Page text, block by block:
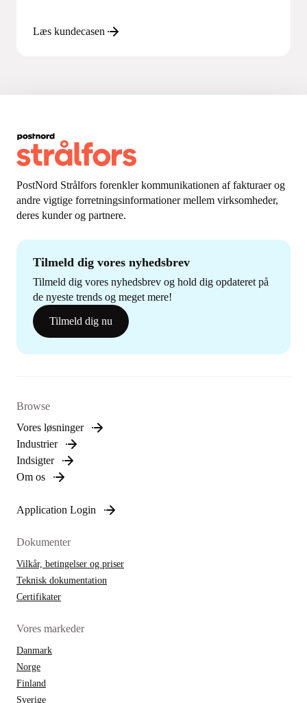
Læs kundecasen
PostNord Strålfors forenkler kommunikationen af fakturaer og
andre vigtige forretningsinformationer mellem virksomheder,
deres kunder og partnere.
Tilmeld dig vores nyhedsbrev
Tilmeld dig vores nyhedsbrev og hold dig opdateret på
de nyeste trends og meget mere!
Tilmeld dig nu
Browse
Vores løsninger
Industrier
Indsigter
Om os
Application Login
Dokumenter
Vilkår, betingelser og priser
Teknisk dokumentation
Certifikater
Vores markeder
Danmark
Norge
Finland
Sverige